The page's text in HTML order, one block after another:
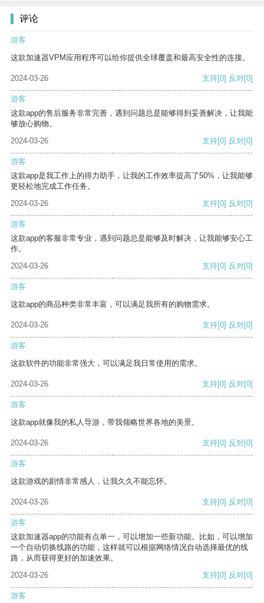
评论
游客
这款加速器VPM应用程序可以给你提供全球覆盖和最高安全性的连接。
2024-03-26 支持[0] 反对[0]
游客
这款app的售后服务非常完善，遇到问题总是能够得到妥善解决，让我能
够放心购物。
2024-03-26
支持[0] 反对[0]
游客
这款app是我工作上的得力助手，让我的工作效率提高了50%，让我能够
更轻松地完成工作任务。
2024-03-26
支持[0] 反对[0]
游客
这款app的客服非常专业，遇到问题总是能够及时解决，让我能够安心工
作。
2024-03-26
支持[0] 反对[0]
游客
这款app的商品种类非常丰富，可以满足我所有的购物需求。
2024-03-26 支持[0] 反对[0]
游客
这款软件的功能非常强大，可以满足我日常使用的需求。
2024-03-26 支持[0] 反对[0]
游客
这款app就像我的私人导游，带我领略世界各地的美景。
2024-03-26 支持[0] 反对[0]
游客
这款游戏的剧情非常感人，让我久久不能忘怀。
2024-03-26 支持[0] 反对[0]
游客
这款加速器app的功能有点单一，可以增加一些新功能。比如，可以增加
一个自动切换线路的功能，这样就可以根据网络情况自动选择最优的线
路，从而获得更好的加速效果。
2024-03-26
支持[0] 反对[0]
游客